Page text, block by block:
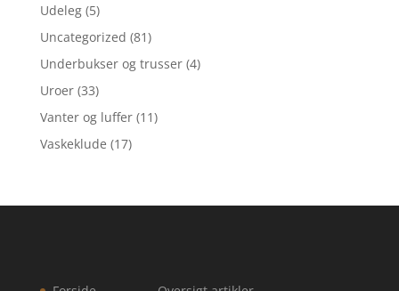
Udeleg (5)
Uncategorized (81)
Underbukser og trusser (4)
Uroer (33)
Vanter og luffer (11)
Vaskeklude (17)